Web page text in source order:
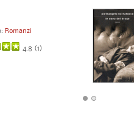
Romanzi
4.8 (1)